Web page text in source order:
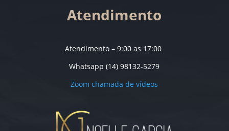
Atendimento
Atendimento – 9:00 as 17:00
Whatsapp (14) 98132-5279
Zoom chamada de vídeos